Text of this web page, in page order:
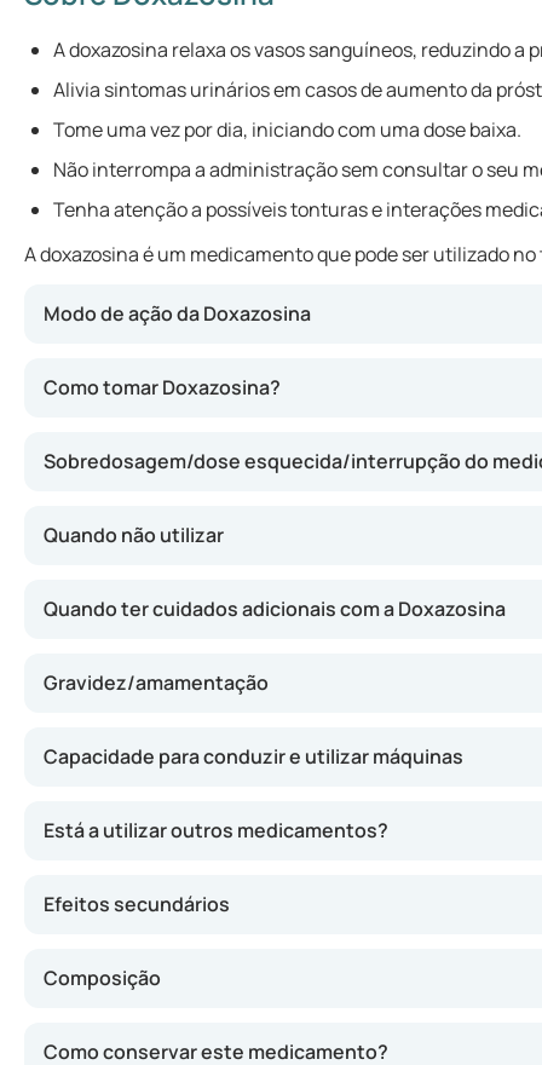
A doxazosina relaxa os vasos sanguíneos, reduzindo a
Alivia sintomas urinários em casos de aumento da
Tome uma vez por dia, iniciando com uma dose baixa.
Não interrompa a administração sem consultar o seu
Tenha atenção a possíveis tonturas e interações
A doxazosina é um medicamento que pode ser utilizado
Modo de ação da Doxazosina
Como tomar Doxazosina?
Sobredosagem/dose esquecida/interrupção do
Quando não utilizar
Quando ter cuidados adicionais com a Doxazosina
Gravidez/amamentação
Capacidade para conduzir e utilizar máquinas
Está a utilizar outros medicamentos?
Efeitos secundários
Composição
Como conservar este medicamento?